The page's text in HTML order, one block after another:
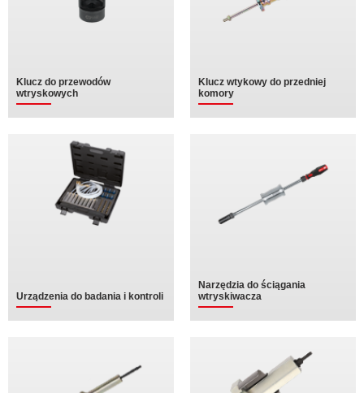
Klucz do przewodów
wtryskowych
Klucz wtykowy do przedniej
komory
Urządzenia do badania i kontroli
Narzędzia do ściągania
wtryskiwacza